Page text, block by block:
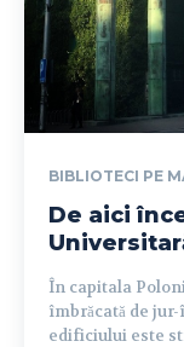
BIBLIOTECI PE
De aici
În capitala
îmbrăcată de
edificiului este